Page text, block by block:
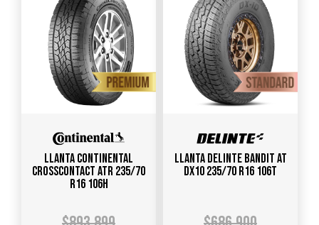
Llanta CONTINENTAL
CrossContact ATR 235/70
R16 106H
Llanta DELINTE Bandit AT
DX10 235/70 R16 106T